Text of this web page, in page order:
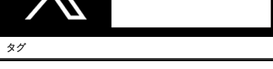
タグ